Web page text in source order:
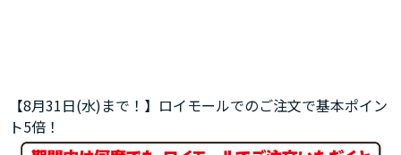
【8月31日(水)まで！】ロイモールでのご注文で基本ポイン
ト5倍！